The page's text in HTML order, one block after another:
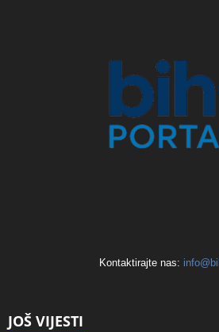
Kontaktirajte nas:
JOŠ VIJESTI